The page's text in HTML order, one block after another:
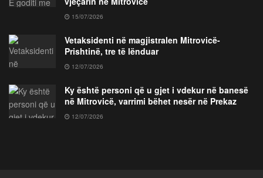
15/07/2026
Vetaksidenti në magjistralen Mitrovicë-
Prishtinë, tre të lënduar
12/07/2026
Ky është personi që u gjet i vdekur në banesë
në Mitrovicë, varrimi bëhet nesër në Prekaz
12/07/2026